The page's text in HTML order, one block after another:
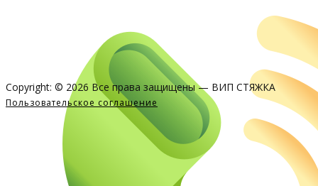
Copyright: ​© 2026 Все права защищены — ВИП СТЯЖКА
Пользовательское соглашение